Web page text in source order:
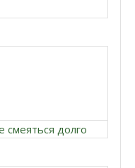
смеяться долго